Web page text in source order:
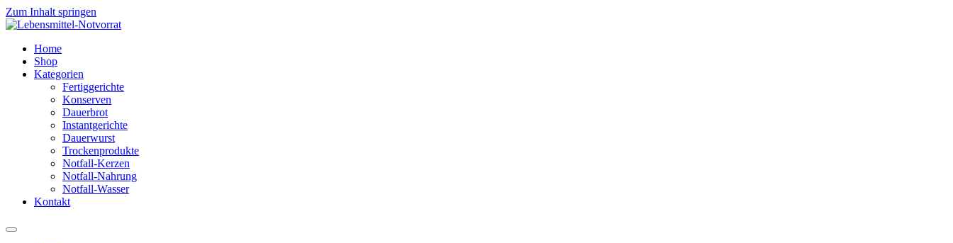
Zum Inhalt springen
Home
Shop
Kategorien
Fertiggerichte
Konserven
Dauerbrot
Instantgerichte
Dauerwurst
Trockenprodukte
Notfall-Kerzen
Notfall-Nahrung
Notfall-Wasser
Kontakt